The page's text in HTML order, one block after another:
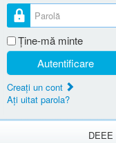
Parolă
Ţine-mă minte
Autentificare
Creaţi un cont
Aţi uitat parola?
DEEE